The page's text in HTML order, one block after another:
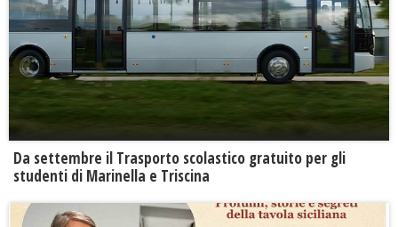
Da settembre il Trasporto scolastico gratuito per gli
studenti di Marinella e Triscina